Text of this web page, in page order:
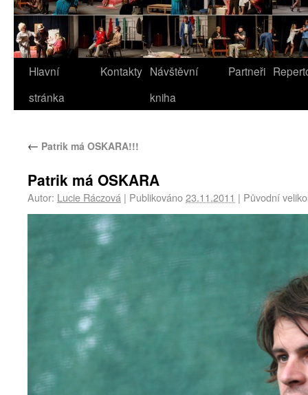
Hlavní
stránka
Kontakty Návštěvní
kniha
Partneři
← Patrik má OSKARA!!!
Patrik má OSKARA
Autor: Lucie Ráczová | Publikováno23.11.2011 | Původní